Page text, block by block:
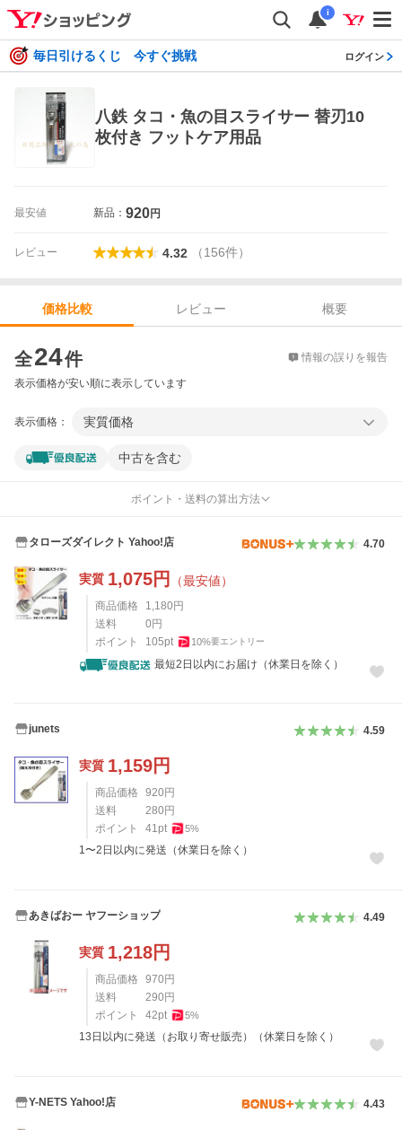
i
毎日引けるくじ 今すぐ挑戦 ログイン
八鉄 タコ・魚の目スライサー 替刃10
枚付き フットケア用品
最安値 新品： 920円
レビュー 4.32 （156件）
価格比較 レビュー
概要
全24件 情報の誤りを報告
表示価格が安い順に表示しています
表示価格： 実質価格
中古を含む
ポイント・送料の算出方法
タローズダイレクト Yahoo!店 4.70
実質 1,075円 （最安値）
商品価格 1,180 円
送料
0 円
ポイント
105pt 10%要エントリー
最短2日以内にお届け（休業日を除く）
junets 4.59
実質 1,159円
商品価格 920 円
送料
280 円
ポイント
41pt 5%
1〜2日以内に発送（休業日を除く）
あきばおー ヤフーショップ 4.49
実質 1,218円
商品価格 970 円
送料
290 円
ポイント
42pt 5%
13日以内に発送（お取り寄せ販売）（休業日を除く）
Y-NETS Yahoo!店 4.43